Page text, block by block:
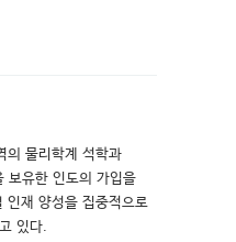
의 물리학계 석학과
보유한 인도의 가입을
인재 양성을 집중적으로
있다.